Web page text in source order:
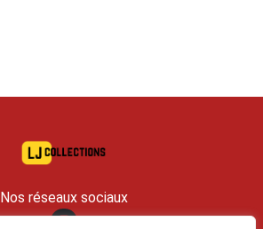
Nos réseaux sociaux